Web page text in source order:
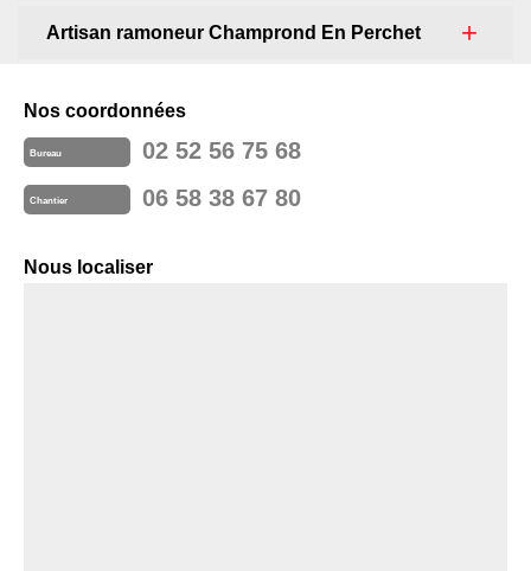
Artisan ramoneur Champrond En Perchet
Nos coordonnées
Bureau 02 52 56 75 68
Chantier 06 58 38 67 80
Nous localiser